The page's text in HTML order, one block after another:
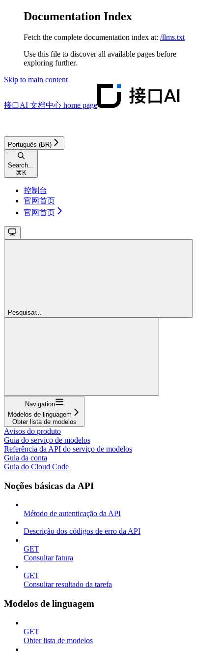
Documentation Index
Fetch the complete documentation index at: /llms.txt
Use this file to discover all available pages before
exploring further.
Skip to main content
接口AI 文档中心 home page
Português (BR)
Search...
⌘ K
控制台
官网首页
官网首页
Pesquisar...
Navigation
Modelos de linguagem
Obter lista de modelos
Avisos do produto
Guia do serviço de modelos
Referência da API do serviço de modelos
Guia da conta
Guia do Cloud Code
Noções básicas da API
Método de autenticação da API
Descrição dos códigos de erro da API
GET
Consultar fatura
GET
Consultar resultado da tarefa
Modelos de linguagem
GET
Obter lista de modelos